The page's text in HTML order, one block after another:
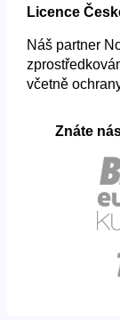
Licence
Náš partner
včetně
Znáte